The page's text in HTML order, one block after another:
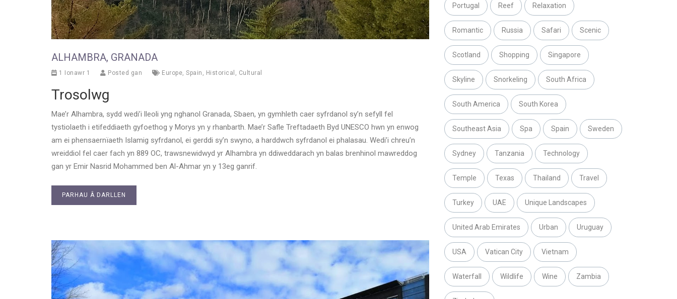
ALHAMBRA, GRANADA
1 Ionawr 1 Posted gan Europe, Spain , Historical , Cultural
Trosolwg
Mae’r Alhambra, sydd wedi’i lleoli yng nghanol Granada, Sbaen, yn gymhleth caer syfrdanol sy’n sefyll fel
tystiolaeth i etifeddiaeth gyfoethog y Morys yn y rhanbarth. Mae’r Safle Treftadaeth Byd UNESCO hwn yn enwog
am ei phensaernïaeth Islamig syfrdanol, ei gerddi sy’n swyno, a harddwch syfrdanol ei phalasau. Wedi’i chreu’n
wreiddiol fel caer fach yn 889 OC, trawsnewidwyd yr Alhambra yn ddiweddarach yn balas brenhinol mawreddog
gan yr Emir Nasrid Mohammed ben Al-Ahmar yn y 13eg ganrif.
PARHAU Â DARLLEN
Portugal Reef Relaxation
Romantic Russia Safari Scenic
Scotland Shopping Singapore
Skyline Snorkeling South Africa
South America South Korea
Southeast Asia Spa Spain Sweden
Sydney Tanzania Technology
Temple Texas Thailand Travel
Turkey UAE Unique Landscapes
United Arab Emirates Urban Uruguay
USA Vatican City Vietnam
Waterfall Wildlife Wine Zambia